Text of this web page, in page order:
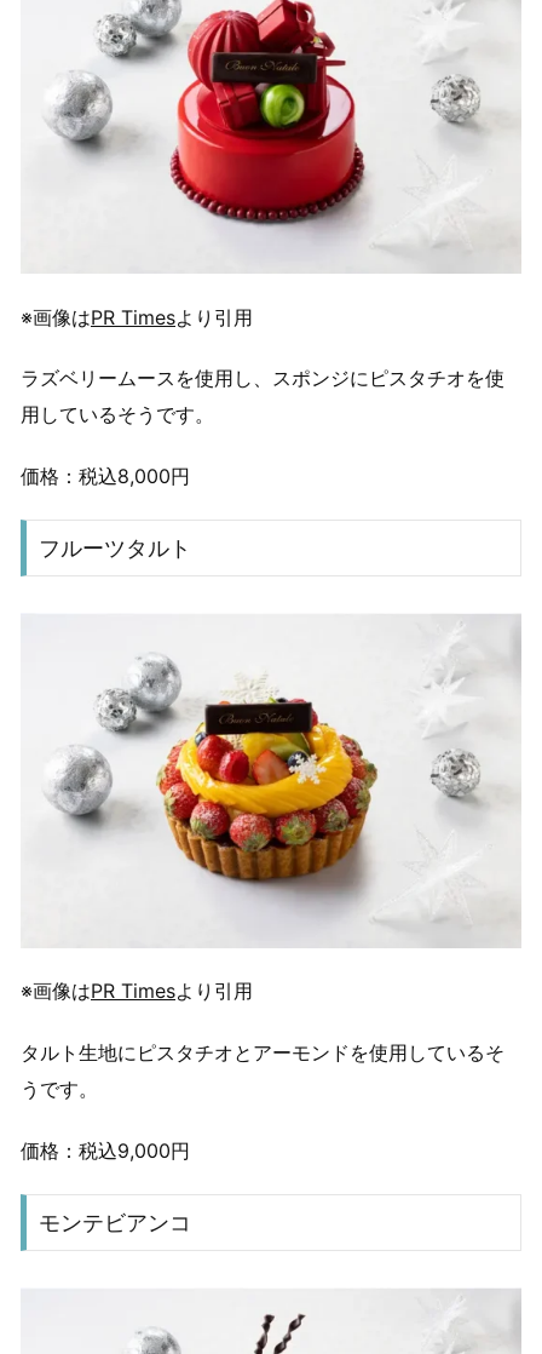
※画像はPR Timesより引用
ラズベリームースを使用し、スポンジにピスタチオを使
用しているそうです。
価格：税込8,000円
フルーツタルト
※画像はPR Timesより引用
タルト生地にピスタチオとアーモンドを使用しているそ
うです。
価格：税込9,000円
モンテビアンコ